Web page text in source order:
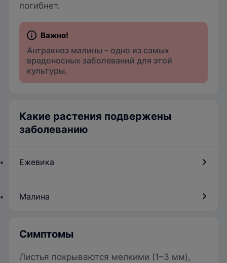
погибнет.
Антракноз малины – одно из самых
вредоносных заболеваний для этой
культуры.
Какие растения подвержены
заболеванию
Ежевика
Малина
Симптомы
Листья покрываются мелкими (1–3 мм),